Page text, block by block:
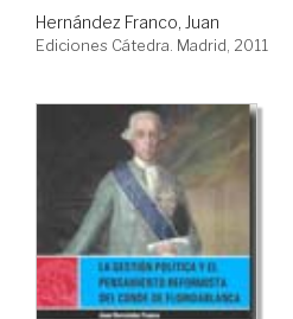
Hernández Franco, Juan
Ediciones Cátedra. Madrid, 2011